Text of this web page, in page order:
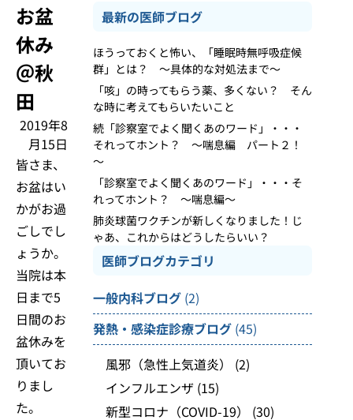
お盆
休み
＠秋
田
2019年8
月15日
皆さま、
お盆はい
かがお過
ごしでし
ょうか。
当院は本
日まで5
日間のお
盆休みを
頂いてお
りまし
た。
最新の医師ブログ
ほうっておくと怖い、「睡眠時無呼吸症候
群」とは？ ～具体的な対処法まで～
「咳」の時ってもらう薬、多くない？ そん
な時に考えてもらいたいこと
続「診察室でよく聞くあのワード」・・・
それってホント？ ～喘息編 パート２！
～
「診察室でよく聞くあのワード」・・・そ
れってホント？ ～喘息編～
肺炎球菌ワクチンが新しくなりました！じ
ゃあ、これからはどうしたらいい？
医師ブログカテゴリ
一般内科ブログ (2)
発熱・感染症診療ブログ (45)
風邪（急性上気道炎）
(2)
インフルエンザ (15)
新型コロナ（COVID-19）
(30)